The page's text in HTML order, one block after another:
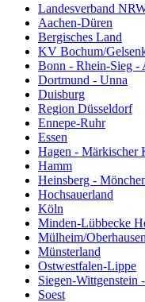
Landesverband
Aachen-Düren
Bergisches Land
KV Bochum/
Bonn - Rhein-Sieg -
Dortmund - Unna
Duisburg
Region Düsseldorf
Ennepe-Ruhr
Essen
Hagen - Märkischer
Hamm
Heinsberg -
Hochsauerland
Köln
Minden-Lübbecke
Mülheim/Oberhausen
Münsterland
Ostwestfalen-Lippe
Siegen-Wittgenstein
Soest